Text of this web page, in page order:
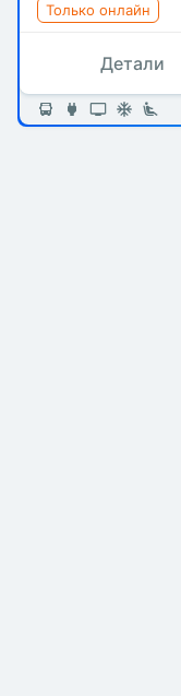
Только онлайн
Детали